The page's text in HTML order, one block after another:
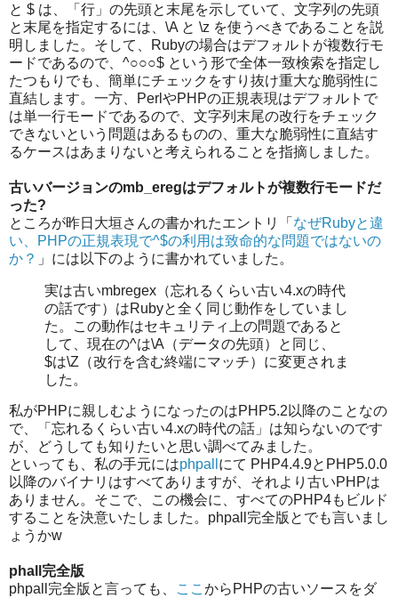
と $ は、「行」の先頭と末尾を示していて、文字列の先頭
と末尾を指定するには、\A と \z を使うべきであることを説
明しました。そして、Rubyの場合はデフォルトが複数行モ
ードであるので、^○○○$ という形で全体一致検索を指定し
たつもりでも、簡単にチェックをすり抜け重大な脆弱性に
直結します。一方、PerlやPHPの正規表現はデフォルトで
は単一行モードであるので、文字列末尾の改行をチェック
できないという問題はあるものの、重大な脆弱性に直結す
るケースはあまりないと考えられることを指摘しました。
古いバージョンのmb_eregはデフォルトが複数行モードだ
った?
ところが昨日大垣さんの書かれたエントリ「 なぜRubyと違
い、PHPの正規表現で^$の利用は致命的な問題ではないの
か？ 」には以下のように書かれていました。
実は古いmbregex（忘れるくらい古い4.xの時代
の話です）はRubyと全く同じ動作をしていまし
た。この動作はセキュリティ上の問題であると
して、現在の^は\A（データの先頭）と同じ、
$は\Z（改行を含む終端にマッチ）に変更されま
した。
私がPHPに親しむようになったのはPHP5.2以降のことなの
で、「忘れるくらい古い4.xの時代の話」は知らないのです
が、どうしても知りたいと思い調べてみました。
といっても、私の手元にはphpall にて PHP4.4.9とPHP5.0.0
以降のバイナリはすべてありますが、それより古いPHPは
ありません。そこで、この機会に、すべてのPHP4もビルド
することを決意いたしました。phpall完全版とでも言いまし
ょうかw
phall完全版
phpall完全版と言っても、
ここからPHPの古いソースをダ